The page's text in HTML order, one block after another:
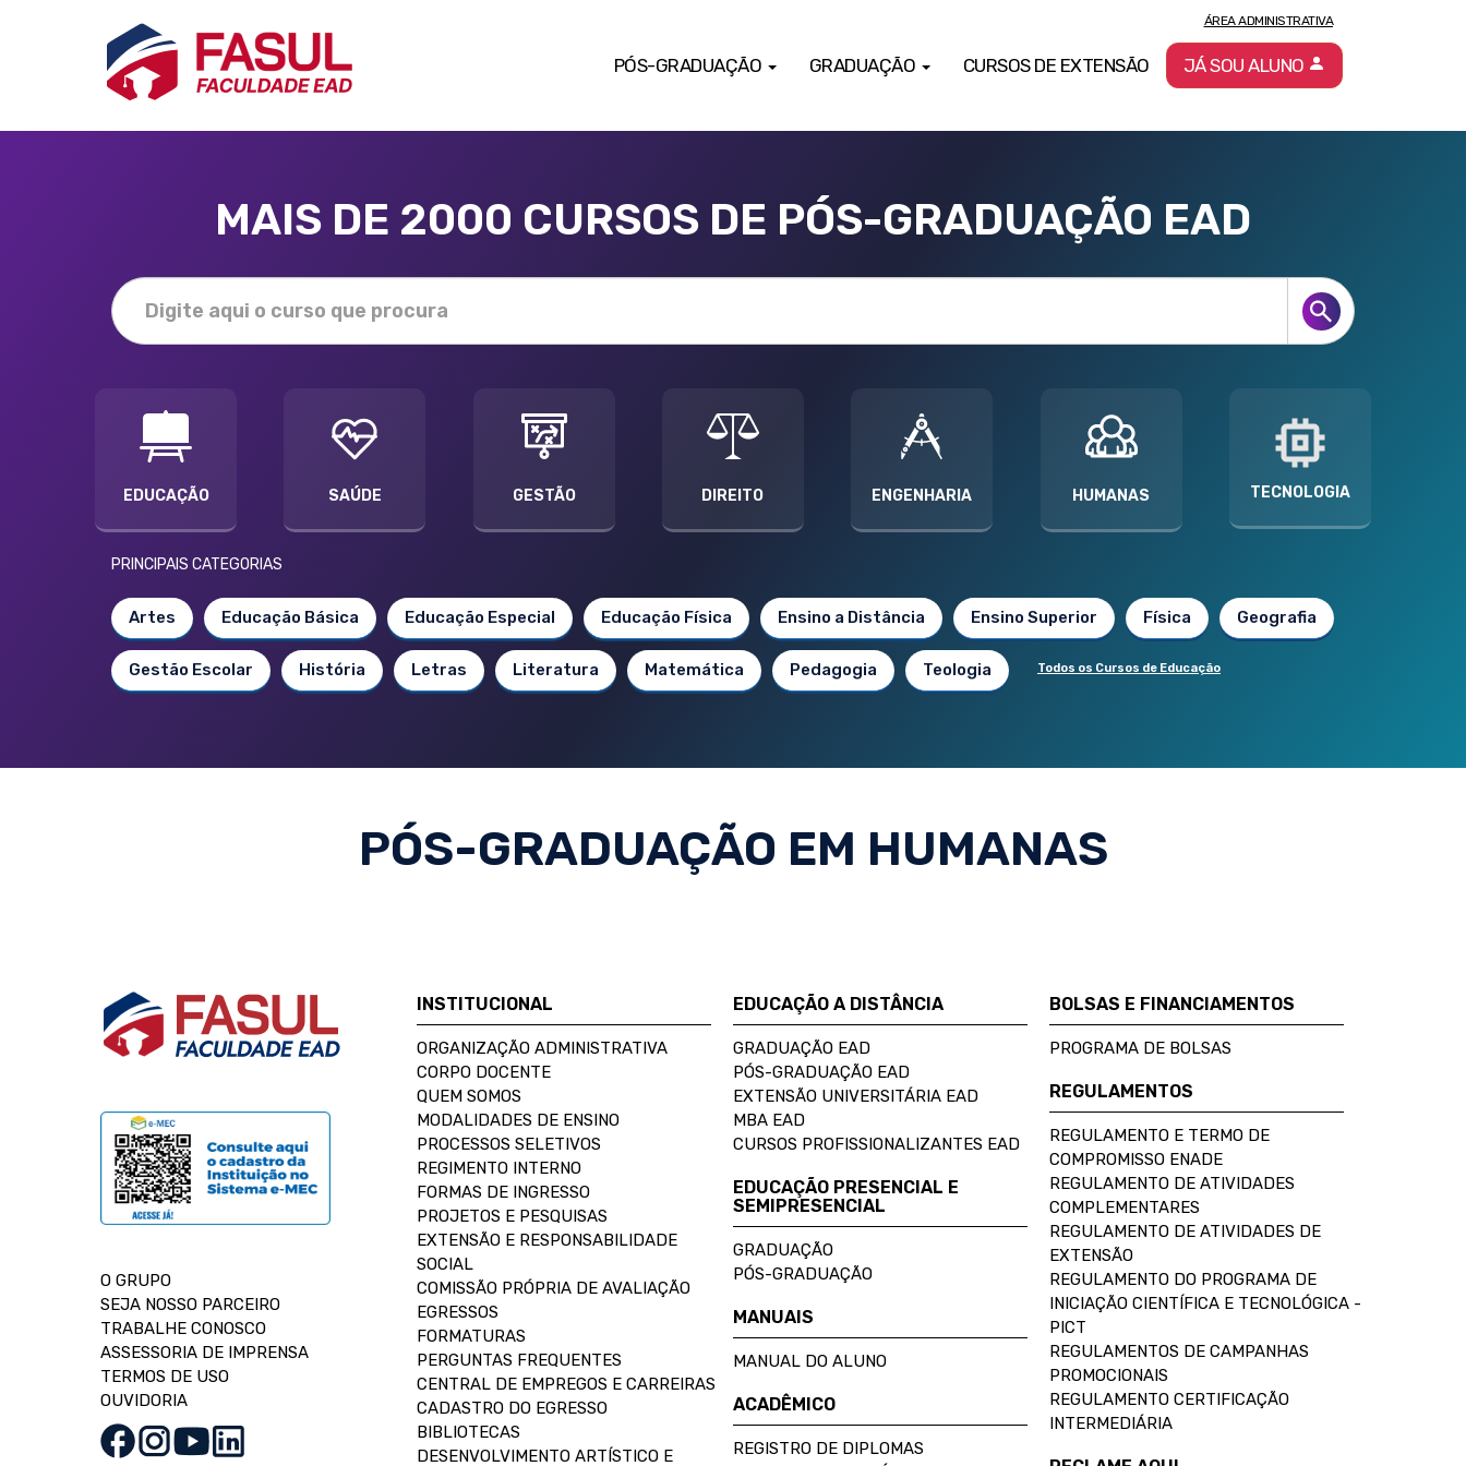
PÓS-GRADUAÇÃO GRADUAÇÃO CURSOS DE EXTENSÃO
ÁREA ADMINISTRATIVA
JÁ SOU ALUNO
MAIS DE 2000 CURSOS DE PÓS-GRADUAÇÃO EAD
EDUCAÇÃO SAÚDE GESTÃO DIREITO ENGENHARIA HUMANAS TECNOLOGIA
PRINCIPAIS CATEGORIAS
Artes Educação Básica Educação Especial Educação Física Ensino a Distância Ensino Superior Física Geografia
Gestão Escolar História Letras Literatura Matemática Pedagogia Teologia Todos os Cursos de Educação
PÓS-GRADUAÇÃO EM HUMANAS
O GRUPO
SEJA NOSSO PARCEIRO
TRABALHE CONOSCO
ASSESSORIA DE IMPRENSA
TERMOS DE USO
OUVIDORIA
INSTITUCIONAL
ORGANIZAÇÃO ADMINISTRATIVA
CORPO DOCENTE
QUEM SOMOS
MODALIDADES DE ENSINO
PROCESSOS SELETIVOS
REGIMENTO INTERNO
FORMAS DE INGRESSO
PROJETOS E PESQUISAS
EXTENSÃO E RESPONSABILIDADE
SOCIAL
COMISSÃO PRÓPRIA DE AVALIAÇÃO
EGRESSOS
FORMATURAS
PERGUNTAS FREQUENTES
CENTRAL DE EMPREGOS E CARREIRAS
CADASTRO DO EGRESSO
BIBLIOTECAS
DESENVOLVIMENTO ARTÍSTICO E
EDUCAÇÃO A DISTÂNCIA
GRADUAÇÃO EAD
PÓS-GRADUAÇÃO EAD
EXTENSÃO UNIVERSITÁRIA EAD
MBA EAD
CURSOS PROFISSIONALIZANTES EAD
EDUCAÇÃO PRESENCIAL E
SEMIPRESENCIAL
GRADUAÇÃO
PÓS-GRADUAÇÃO
MANUAIS
MANUAL DO ALUNO
ACADÊMICO
REGISTRO DE DIPLOMAS
BOLSAS E FINANCIAMENTOS
PROGRAMA DE BOLSAS
REGULAMENTOS
REGULAMENTO E TERMO DE
COMPROMISSO ENADE
REGULAMENTO DE ATIVIDADES
COMPLEMENTARES
REGULAMENTO DE ATIVIDADES DE
EXTENSÃO
REGULAMENTO DO PROGRAMA DE
INICIAÇÃO CIENTÍFICA E TECNOLÓGICA -
PICT
REGULAMENTOS DE CAMPANHAS
PROMOCIONAIS
REGULAMENTO CERTIFICAÇÃO
INTERMEDIÁRIA